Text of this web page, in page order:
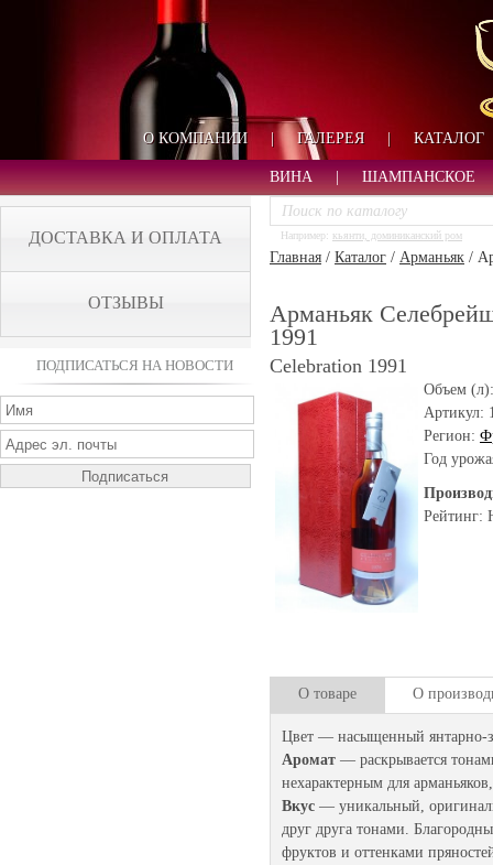
О КОМПАНИИ | ГАЛЕРЕЯ | КАТАЛОГ
ВИНА ШАМПАНСКОЕ
ДОСТАВКА И ОПЛАТА
ОТЗЫВЫ
ПОДПИСАТЬСЯ НА НОВОСТИ
Например: кьянти, доминиканский ром
Главная / Каталог / Арманьяк /
Арманьяк
1991
Celebration 1991
Объем
Артикул:
Регион:
Год
Рейтинг:
О товаре О
Цвет — насыщенный янтарно-
Аромат — раскрывается
нехарактерным для
Вкус — уникальный,
друг друга тонами.
фруктов и оттенками